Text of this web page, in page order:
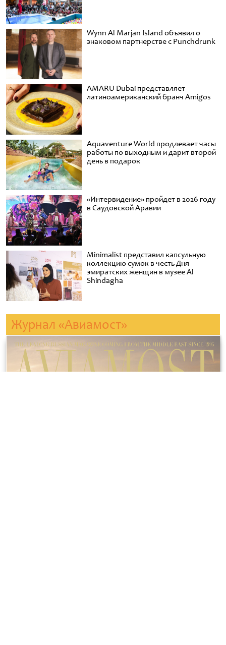
Wynn Al Marjan Island объявил о
знаковом партнерстве с Punchdrunk
AMARU Dubai представляет
латиноамериканский бранч Amigos
Aquaventure World продлевает часы
работы по выходным и дарит второй
день в подарок
«Интервидение» пройдет в 2026 году
в Саудовской Аравии
Minimalist представил капсульную
коллекцию сумок в честь Дня
эмиратских женщин в музее Al
Shindagha
Журнал «Авиамост»